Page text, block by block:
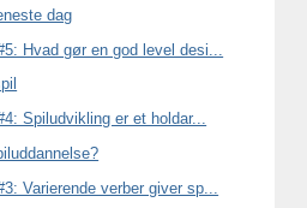
dag
Hvad gør en god level desi...
Spiludvikling er et holdar...
Varierende verber giver sp...